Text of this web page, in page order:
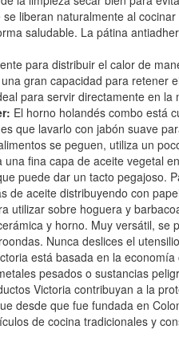
liberan naturalmente al
saludable. La pátina
para distribuir el calor de
gran capacidad para
para servir directamente en la
El horno holandés combo está
que lavarlo con jabón suave
se peguen, utiliza un
fina capa de aceite vegetal
puede dar un tacto
aceite distribuyendo con
utilizar sobre hoguera y
y horno. Muy versátil,
Nunca deslices el
está basada en la
pesados o sustancias
Victoria contribuyan a la
desde que fue fundada en
de cocina tradicionales y